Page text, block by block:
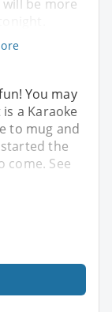
be more
You may
a Karaoke
to mug and
started the
come. See